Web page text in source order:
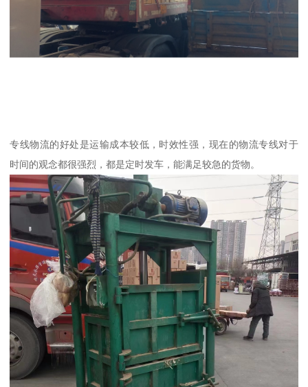
专线物流的好处是运输成本较低，时效性强，现在的物流专线对于
时间的观念都很强烈，都是定时发车，能满足较急的货物。